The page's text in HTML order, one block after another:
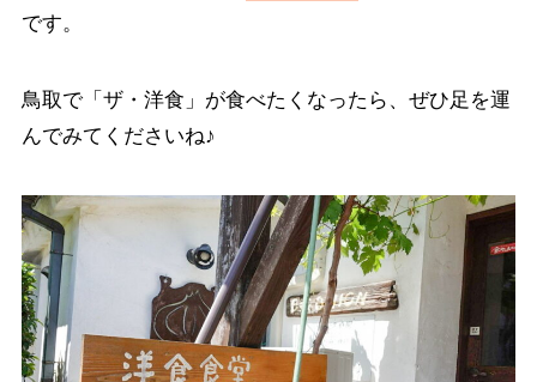
です。
鳥取で「ザ・洋食」が食べたくなったら、ぜひ足を運
んでみてくださいね♪